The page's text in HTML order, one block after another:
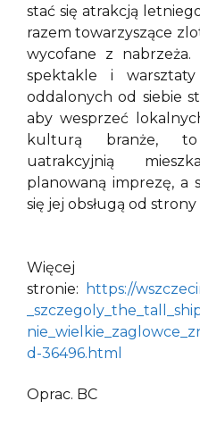
stać się atrakcją
razem towarzyszące
wycofane z nabrzeża.
spektakle i
oddalonych od siebie
aby wesprzeć
kulturą branże, to
uatrakcyjnią
planowaną imprezę, a
się jej obsługą od
stronie:
https://
d-36496.html
Oprac. BC